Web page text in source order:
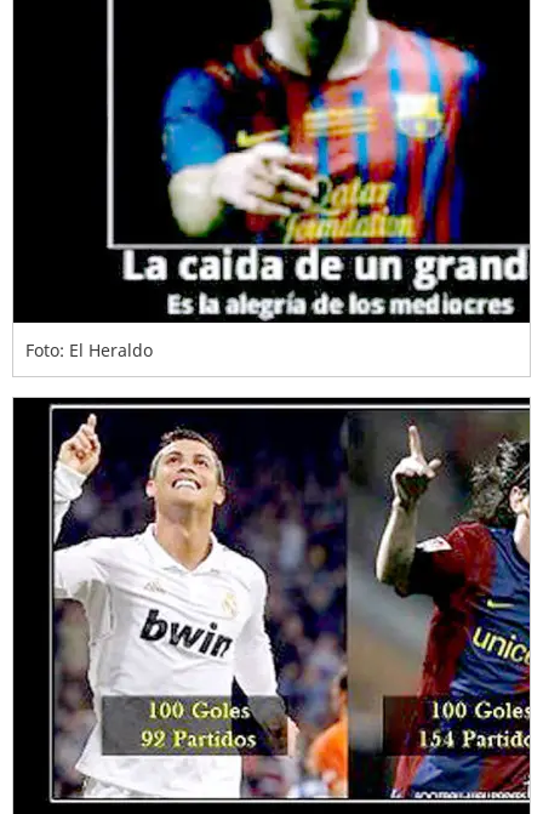
Foto: El Heraldo